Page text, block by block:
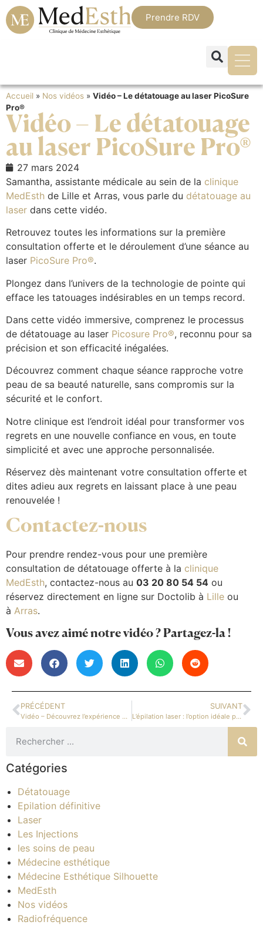
Prendre RDV
Accueil » Nos vidéos » Vidéo – Le détatouage au laser PicoSure
Pro®
Vidéo – Le détatouage
au laser PicoSure Pro®
27 mars 2024
Samantha, assistante médicale au sein de la clinique
MedEsth de Lille et Arras, vous parle du détatouage au
laser dans cette vidéo.
Retrouvez toutes les informations sur la première
consultation offerte et le déroulement d’une séance au
laser PicoSure Pro®.
Plongez dans l’univers de la technologie de pointe qui
efface les tatouages indésirables en un temps record.
Dans cette vidéo immersive, comprenez le processus
de détatouage au laser Picosure Pro®, reconnu pour sa
précision et son efficacité inégalées.
Découvrez comment chaque séance rapproche votre
peau de sa beauté naturelle, sans compromis sur la
sécurité et le confort.
Notre clinique est l’endroit idéal pour transformer vos
regrets en une nouvelle confiance en vous, en toute
simplicité et avec une approche personnalisée.
Réservez dès maintenant votre consultation offerte et
dites adieu aux regrets en laissant place à une peau
renouvelée !
Contactez-nous
Pour prendre rendez-vous pour une première
consultation de détatouage offerte à la clinique
MedEsth, contactez-nous au 03 20 80 54 54 ou
réservez directement en ligne sur Doctolib à Lille ou
à Arras.
Vous avez aimé notre vidéo ? Partagez-la !
PRÉCÉDENT
Vidéo – Découvrez l’expérience d’une séance d’épilation au laser
SUIVANT
L’épilation laser : l’option idéale pour une peau sans irritations et sans poils incarnés
Catégories
Détatouage
Epilation définitive
Laser
Les Injections
les soins de peau
Médecine esthétique
Médecine Esthétique Silhouette
MedEsth
Nos vidéos
Radiofréquence